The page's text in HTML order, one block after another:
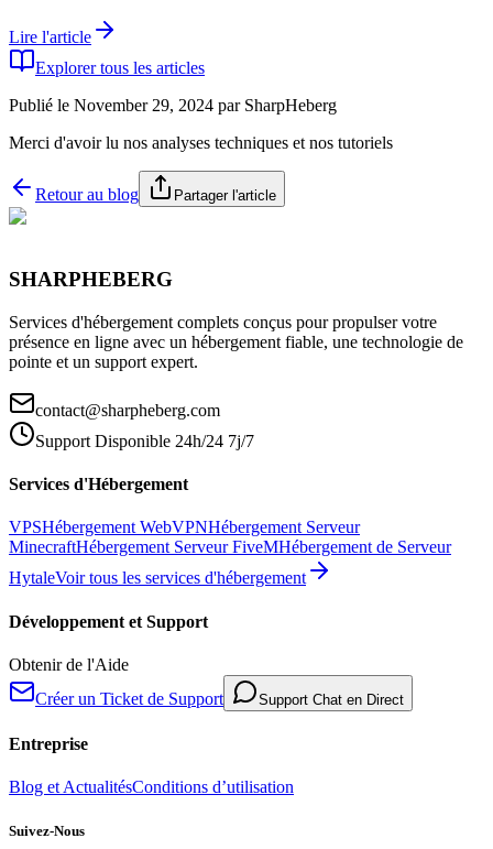
Lire l'article
Explorer tous les articles
Publié le November 29, 2024 par SharpHeberg
Merci d'avoir lu nos analyses techniques et nos tutoriels
Retour au blog Partager l'article
SHARPHEBERG
Services d'hébergement complets conçus pour propulser votre
présence en ligne avec un hébergement fiable, une technologie de
pointe et un support expert.
contact@sharpheberg.com
Support Disponible 24h/24 7j/7
Services d'Hébergement
VPSHébergement WebVPNHébergement Serveur
MinecraftHébergement Serveur FiveMHébergement de Serveur
HytaleVoir tous les services d'hébergement
Développement et Support
Obtenir de l'Aide
Créer un Ticket de Support
Support Chat en Direct
Entreprise
Blog et ActualitésConditions d’utilisation
Suivez-Nous